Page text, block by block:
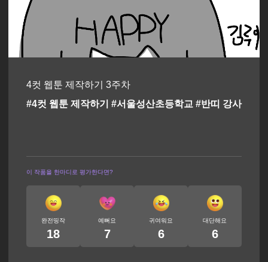
4컷 웹툰 제작하기 3주차
#4컷 웹툰 제작하기 #서울성산초등학교 #반띠 강사
이 작품을 한마디로 평가한다면?
완전띵작
18
예뻐요
7
귀여워요
6
대단해요
6